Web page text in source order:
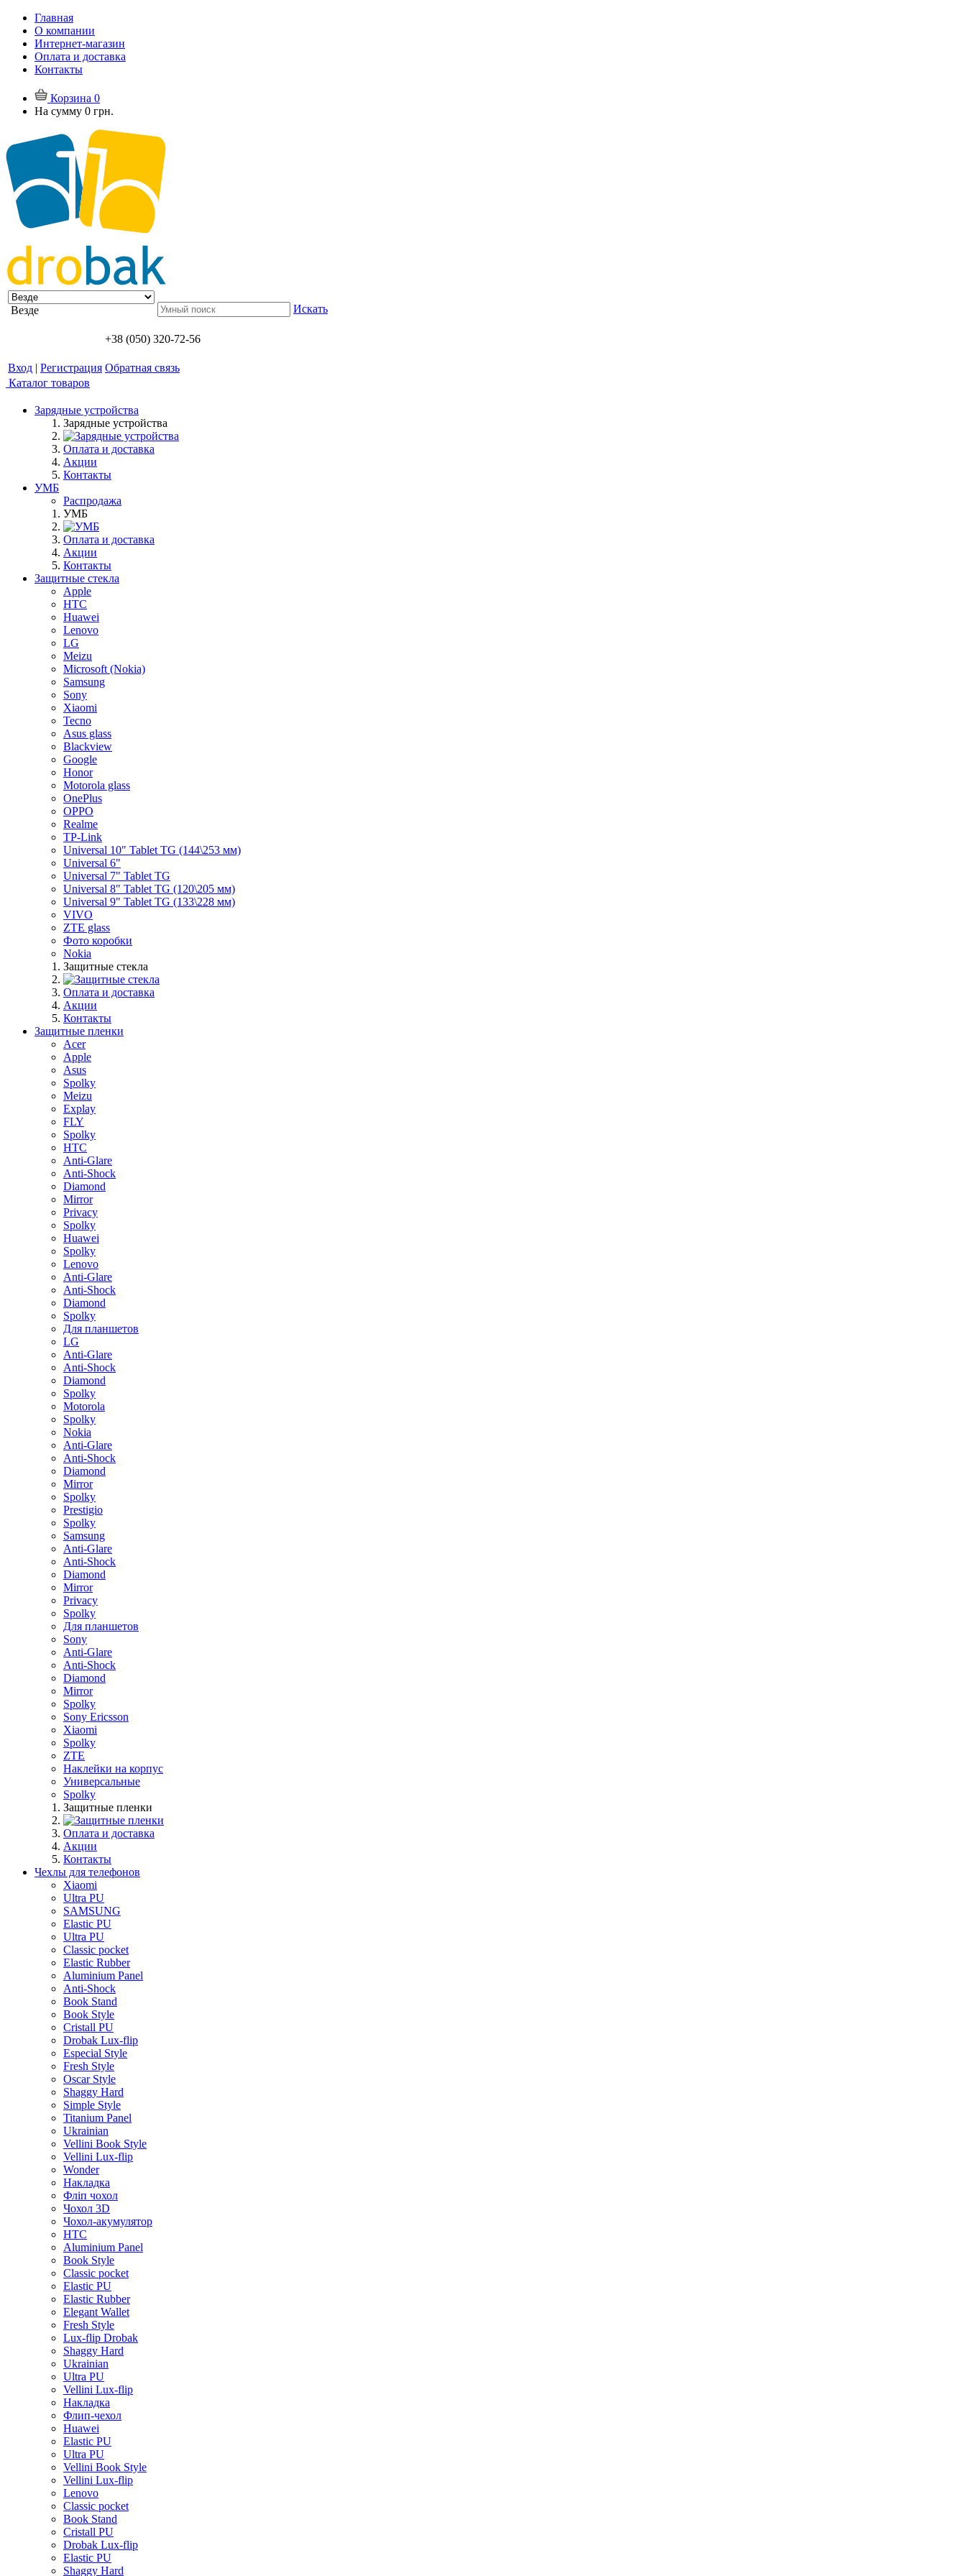
Главная
О компании
Интернет-магазин
Оплата и доставка
Контакты
Корзина 0
На сумму 0 грн.
Везде Искать
+38 (050) 320-72-56
Вход | Регистрация Обратная связь
Каталог товаров
Зарядные устройства
Зарядные устройства
Оплата и доставка
Акции
Контакты
УМБ
Распродажа
УМБ
Оплата и доставка
Акции
Контакты
Защитные стекла
Apple
HTC
Huawei
Lenovo
LG
Meizu
Microsoft (Nokia)
Samsung
Sony
Xiaomi
Tecno
Asus glass
Blackview
Google
Honor
Motorola glass
OnePlus
OPPO
Realme
TP-Link
Universal 10" Tablet TG (144\253 мм)
Universal 6"
Universal 7" Tablet TG
Universal 8" Tablet TG (120\205 мм)
Universal 9" Tablet TG (133\228 мм)
VIVO
ZTE glass
Фото коробки
Nokia
Защитные стекла
Оплата и доставка
Акции
Контакты
Защитные пленки
Acer
Apple
Asus
Spolky
Meizu
Explay
FLY
Spolky
HTC
Anti-Glare
Anti-Shock
Diamond
Mirror
Privacy
Spolky
Huawei
Spolky
Lenovo
Anti-Glare
Anti-Shock
Diamond
Spolky
Для планшетов
LG
Anti-Glare
Anti-Shock
Diamond
Spolky
Motorola
Spolky
Nokia
Anti-Glare
Anti-Shock
Diamond
Mirror
Spolky
Prestigio
Spolky
Samsung
Anti-Glare
Anti-Shock
Diamond
Mirror
Privacy
Spolky
Для планшетов
Sony
Anti-Glare
Anti-Shock
Diamond
Mirror
Spolky
Sony Ericsson
Xiaomi
Spolky
ZTE
Наклейки на корпус
Универсальные
Spolky
Защитные пленки
Оплата и доставка
Акции
Контакты
Чехлы для телефонов
Xiaomi
Ultra PU
SAMSUNG
Elastic PU
Ultra PU
Classic pocket
Elastic Rubber
Aluminium Panel
Anti-Shock
Book Stand
Book Style
Cristall PU
Drobak Lux-flip
Especial Style
Fresh Style
Oscar Style
Shaggy Hard
Simple Style
Titanium Panel
Ukrainian
Vellini Book Style
Vellini Lux-flip
Wonder
Накладка
Фліп чохол
Чохол 3D
Чохол-акумулятор
HTC
Aluminium Panel
Book Style
Classic pocket
Elastic PU
Elastic Rubber
Elegant Wallet
Fresh Style
Lux-flip Drobak
Shaggy Hard
Ukrainian
Ultra PU
Vellini Lux-flip
Накладка
Флип-чехол
Huawei
Elastic PU
Ultra PU
Vellini Book Style
Vellini Lux-flip
Lenovo
Classic pocket
Book Stand
Cristall PU
Drobak Lux-flip
Elastic PU
Shaggy Hard